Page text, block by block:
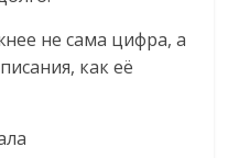
не сама цифра, а
как её